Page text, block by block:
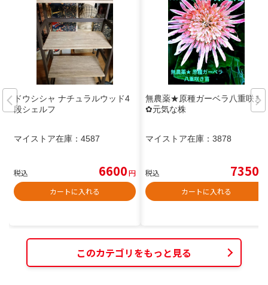
ドウシシャ ナチュラルウッド4
段シェルフ
マイストア在庫： 4587
税込 6600円
カートに入れる
無農薬★原種ガーベラ八重咲き
✿元気な株
マイストア在庫： 3878
税込 7350
カートに入れる
このカテゴリをもっと見る